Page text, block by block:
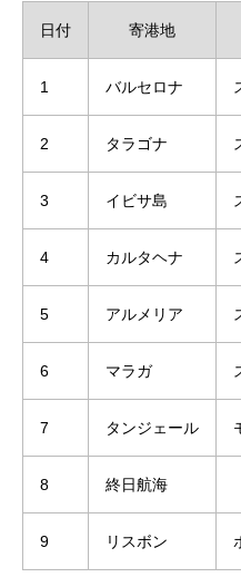
日付 寄港地
1 バルセロナ
2 タラゴナ
3 イビサ島
4 カルタヘナ
5 アルメリア
6 マラガ
7 タンジェール
8 終日航海
9 リスボン